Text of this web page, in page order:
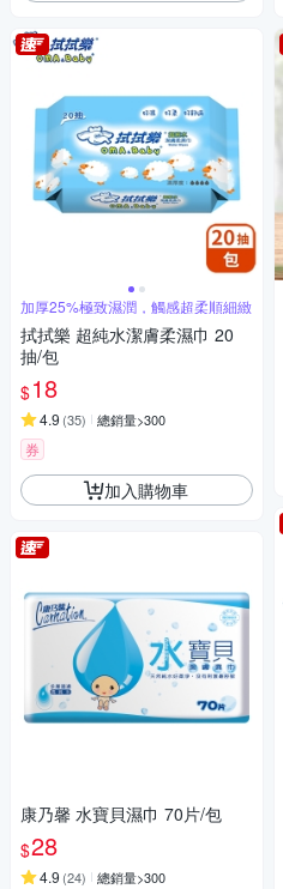
加厚25%極致濕潤，觸感超柔順細緻
拭拭樂 超純水潔膚柔濕巾 20
抽/包
$18
4.9 (35) 總銷量>300
券
加入購物車
康乃馨 水寶貝濕巾 70片/包
$28
4.9 (24) 總銷量>300